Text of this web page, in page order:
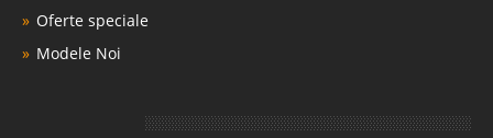
Oferte speciale
Modele Noi